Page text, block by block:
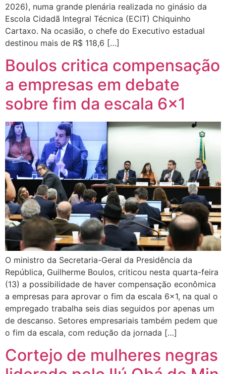
2026), numa grande plenária realizada no ginásio da
Escola Cidadã Integral Técnica (ECIT) Chiquinho
Cartaxo. Na ocasião, o chefe do Executivo estadual
destinou mais de R$ 118,6 […]
Boulos critica compensação
a empresas em debate
sobre fim da escala 6×1
O ministro da Secretaria-Geral da Presidência da
República, Guilherme Boulos, criticou nesta quarta-feira
(13) a possibilidade de haver compensação econômica
a empresas para aprovar o fim da escala 6×1, na qual o
empregado trabalha seis dias seguidos por apenas um
de descanso. Setores empresariais também pedem que
o fim da escala, com redução da jornada […]
Cortejo de mulheres negras